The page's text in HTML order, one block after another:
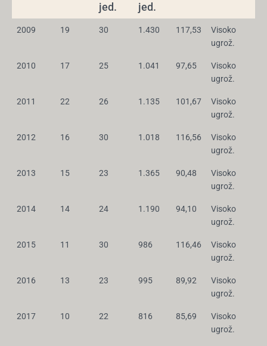
jed. jed.
2009 19 30 1.430 117,53
Visoko
ugrož.
2010 17 25 1.041 97,65
Visoko
ugrož.
2011 22 26 1.135 101,67
Visoko
ugrož.
2012 16 30 1.018 116,56
Visoko
ugrož.
2013 15 23 1.365 90,48
Visoko
ugrož.
2014 14 24 1.190 94,10
Visoko
ugrož.
2015 11 30 986 116,46
Visoko
ugrož.
2016 13 23 995 89,92
Visoko
ugrož.
2017 10 22 816 85,69
Visoko
ugrož.